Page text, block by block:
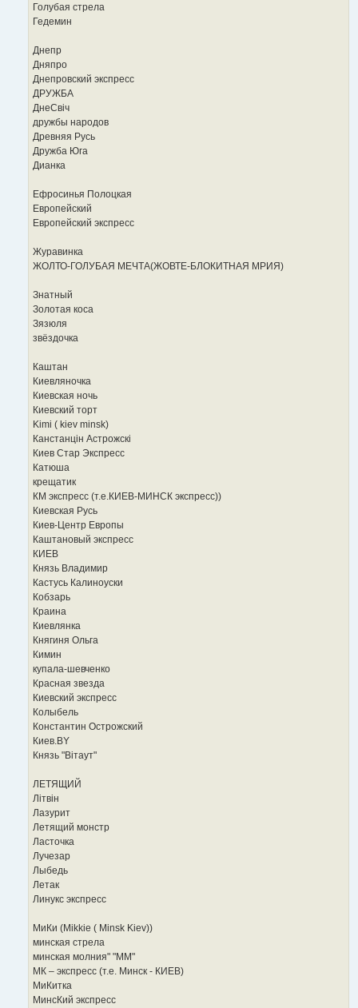
Голубая стрела
Гедемин
Днепр
Дняпро
Днепровский экспресс
ДРУЖБА
ДнеСвiч
дружбы народов
Древняя Русь
Дружба Юга
Дианка
Ефросинья Полоцкая
Европейский
Европейский экспресс
Журавинка
ЖОЛТО-ГОЛУБАЯ МЕЧТА(ЖОВТЕ-БЛОКИТНАЯ МРИЯ)
Знатный
Золотая коса
Зязюля
звёздочка
Каштан
Киевляночка
Киевская ночь
Киевский торт
Kimi ( kiev minsk)
Канстанцін Астрожскi
Киев Стар Экспресс
Катюша
крещатик
КМ экспресс (т.е.КИЕВ-МИНСК экспресс))
Киевская Русь
Киев-Центр Европы
Каштановый экспресс
КИЕВ
Князь Владимир
Кастусь Калиноуски
Кобзарь
Краина
Киевлянка
Княгиня Ольга
Кимин
купала-шевченко
Красная звезда
Киевский экспресс
Колыбель
Константин Острожский
Киев.BY
Князь "Вiтаут"
ЛЕТЯЩИЙ
Літвін
Лазурит
Летящий монстр
Ласточка
Лучезар
Лыбедь
Летак
Линукс экспресс
МиКи (Mikkie ( Minsk Kiev))
минская стрела
минская молния" "ММ"
МК – экспресс (т.е. Минск - КИЕВ)
МиКитка
МинсКий экспресс